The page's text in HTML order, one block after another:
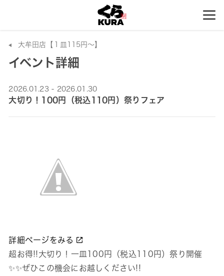
大牟田店【１皿115円～】
イベント詳細
2026.01.23 - 2026.01.30
大切り！100円（税込110円）祭りフェア
詳細ページをみる
超お得!!大切り！一皿100円（税込110円）祭り開催
✨✨ぜひこの機会にお越しください!!